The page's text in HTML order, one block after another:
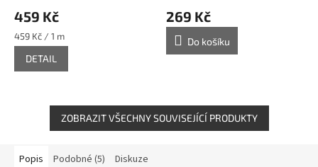
459 Kč
Měrná
cena:
459 Kč / 1 m
DETAIL
269 Kč
Do košíku
ZOBRAZIT VŠECHNY SOUVISEJÍCÍ PRODUKTY
Popis Podobné (5) Diskuze